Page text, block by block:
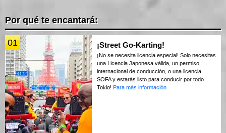
Por qué te encantará:
01 ¡Street Go-Karting!
¡No se necesita licencia especial! Solo necesitas
una Licencia Japonesa válida, un permiso
internacional de conducción, o una licencia
SOFA y estarás listo para conducir por todo
Tokio! Para más información